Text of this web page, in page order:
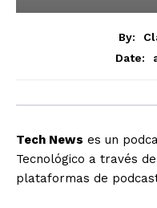
By:
Date:
Tech News es un
Tecnológico a través de
plataformas de